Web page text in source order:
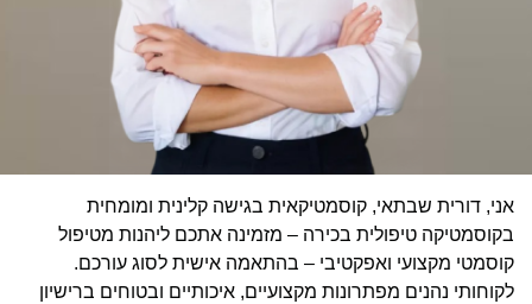
אני, דורית שבתאי, קוסמטיקאית בגישה קלינית ומומחית
בקוסמטיקה טיפולית בכירה – מזמינה אתכם ליהנות מטיפול
קוסמטי מקצועי ואפקטיבי – בהתאמה אישית לסוג עורכם.
לקוחותי נהנים מפתרונות מקצועיים, איכותיים ובטוחים ברישיון